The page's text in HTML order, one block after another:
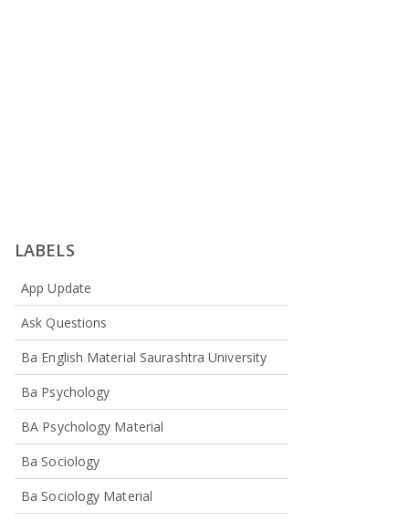
LABELS
App Update
Ask Questions
Ba English Material Saurashtra University
Ba Psychology
BA Psychology Material
Ba Sociology
Ba Sociology Material